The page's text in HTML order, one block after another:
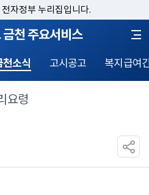
자정부 누리집입니다.
금천 주요서비스
천소식 고시공고 복지급여
요령